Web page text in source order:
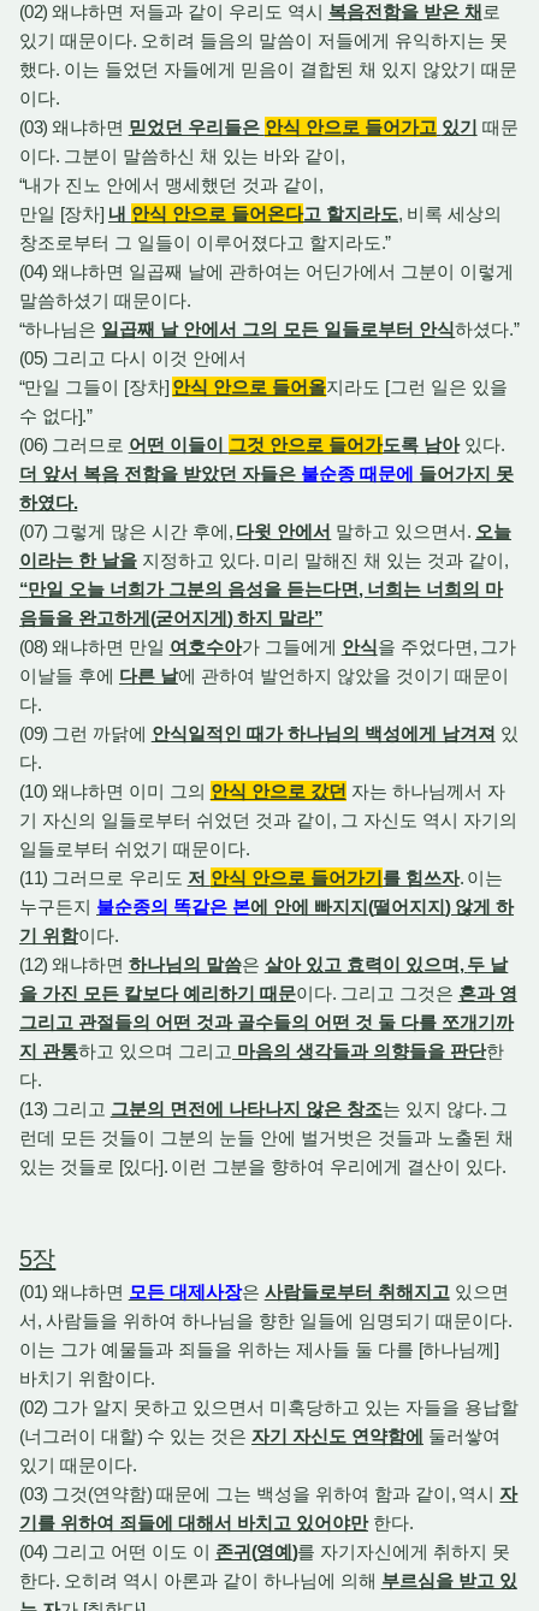
(02) 왜냐하면 저들과 같이 우리도 역시 복음전함을 받은 채 로
있기 때문이다. 오히려 들음의 말씀이 저들에게 유익하지는 못
했다. 이는 들었던 자들에게 믿음이 결합된 채 있지 않았기 때문
이다.
(03) 왜냐하면 믿었던 우리들은 안식 안으로 들어가고 있기 때문
이다. 그분이 말씀하신 채 있는 바와 같이,
“내가 진노 안에서 맹세했던 것과 같이,
만일 [장차] 내 안식 안으로 들어온다고 할지라도, 비록 세상의
창조로부터 그 일들이 이루어졌다고 할지라도.”
(04) 왜냐하면 일곱째 날에 관하여는 어딘가에서 그분이 이렇게
말씀하셨기 때문이다.
“하나님은 일곱째 날 안에서 그의 모든 일들로부터 안식하셨다.”
(05) 그리고 다시 이것 안에서
“만일 그들이 [장차] 안식 안으로 들어올지라도 [그런 일은 있을
수 없다].”
(06) 그러므로 어떤 이들이 그것 안으로 들어가도록 남아있다.
더 앞서 복음 전함을 받았던 자들은 불순종 때문에 들어가지 못
하였다.
(07) 그렇게 많은 시간 후에, 다윗 안에서 말하고 있으면서. 오늘
이라는 한 날을 지정하고 있다. 미리 말해진 채 있는 것과 같이,
“만일 오늘 너희가 그분의 음성을 듣는다면, 너희는 너희의 마
음들을 완고하게(굳어지게)하지 말라”
(08) 왜냐하면 만일 여호수아가 그들에게 안식을 주었다면, 그가
이날들 후에 다른 날에 관하여 발언하지 않았을 것이기 때문이
다.
(09) 그런 까닭에 안식일적인 때가 하나님의 백성에게 남겨져 있
다.
(10) 왜냐하면 이미 그의 안식 안으로 갔던 자는 하나님께서 자
기 자신의 일들로부터 쉬었던 것과 같이, 그 자신도 역시 자기의
일들로부터 쉬었기 때문이다.
(11) 그러므로 우리도 저 안식 안으로 들어가기를 힘쓰자. 이는
누구든지 불순종의 똑같은 본에 안에 빠지지(떨어지지) 않게 하
기 위함이다.
(12) 왜냐하면 하나님의 말씀은 살아 있고 효력이 있으며,두 날
을 가진 모든 칼보다 예리하기 때문이다. 그리고 그것은 혼과 영
그리고 관절들의 어떤 것과 골수들의 어떤 것 둘 다를 쪼개기까
지 관통하고 있으며 그리고 마음의 생각들과 의향들을 판단한
다.
(13) 그리고 그분의 면전에 나타나지 않은 창조는 있지 않다. 그
런데 모든 것들이 그분의 눈들 안에 벌거벗은 것들과 노출된 채
있는 것들로 [있다]. 이런 그분을 향하여 우리에게 결산이 있다.
5장
(01) 왜냐하면 모든 대제사장은 사람들로부터 취해지고 있으면
서, 사람들을 위하여 하나님을 향한 일들에 임명되기 때문이다.
이는 그가 예물들과 죄들을 위하는 제사들 둘 다를 [하나님께]
바치기 위함이다.
(02) 그가 알지 못하고 있으면서 미혹당하고 있는 자들을 용납할
(너그러이 대할) 수 있는 것은자기 자신도 연약함에 둘러쌓여
있기 때문이다.
(03) 그것(연약함) 때문에 그는 백성을 위하여 함과 같이, 역시자
기를 위하여 죄들에 대해서 바치고 있어야만한다.
(04) 그리고 어떤 이도 이 존귀(영예)를 자기자신에게 취하지 못
한다. 오히려 역시 아론과 같이 하나님에 의해 부르심을 받고 있